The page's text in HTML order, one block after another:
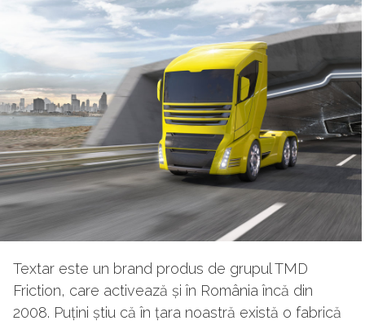
Textar este un brand produs de grupul TMD
Friction, care activează și în România încă din
2008. Puțini știu că în țara noastră există o fabrică